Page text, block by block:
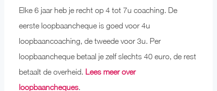
Elke 6 jaar heb je recht op 4 tot 7u coaching. De
eerste loopbaancheque is goed voor 4u
loopbaancoaching, de tweede voor 3u. Per
loopbaancheque betaal je zelf slechts 40 euro, de rest
betaalt de overheid. Lees meer over
loopbaancheques.